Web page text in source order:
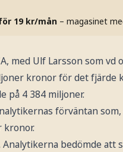
19 kr/mån – magasinet
med Ulf Larsson som
kronor för det fjärde
på 4 384 miljoner.
förväntan
kronor.
bedömde att